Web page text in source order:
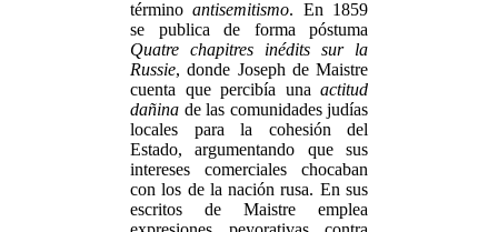
términoantisemitismo. En 1859
se publica de forma póstuma
Quatre chapitres inédits sur la
Russie, donde Joseph de Maistre
cuenta que percibía una actitud
dañina de las comunidades judías
locales para la cohesión del
Estado, argumentando que sus
intereses comerciales chocaban
con los de la nación rusa. En sus
escritos de Maistre emplea